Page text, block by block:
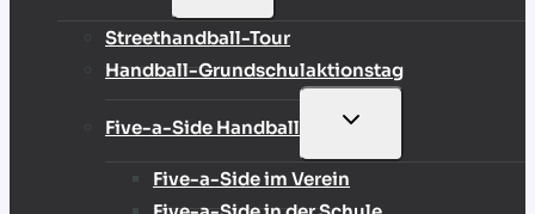
Streethandball-Tour
Handball-Grundschulaktionstag
Five-a-Side Handball
UNTERMENÜ
Five-a-Side im Verein